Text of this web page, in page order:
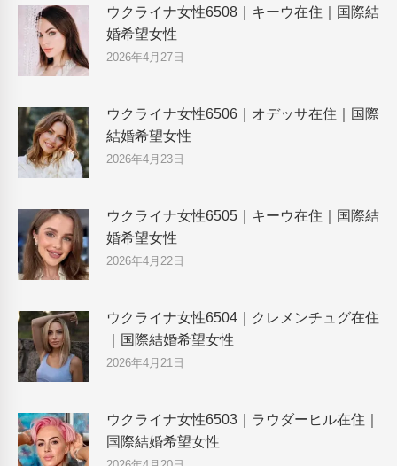
ウクライナ女性6508｜キーウ在住｜国際結
婚希望女性
2026年4月27日
ウクライナ女性6506｜オデッサ在住｜国際
結婚希望女性
2026年4月23日
ウクライナ女性6505｜キーウ在住｜国際結
婚希望女性
2026年4月22日
ウクライナ女性6504｜クレメンチュグ在住
｜国際結婚希望女性
2026年4月21日
ウクライナ女性6503｜ラウダーヒル在住｜
国際結婚希望女性